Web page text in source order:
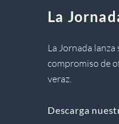
La
La Jornada
compromiso de
veraz.
Descarga